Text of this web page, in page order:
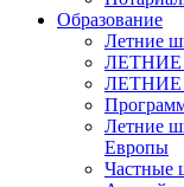
Образование
Летние
Летние
Европы
Частные